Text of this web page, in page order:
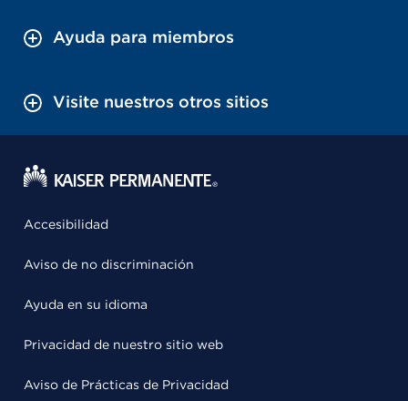
Ayuda para miembros
Visite nuestros otros sitios
Accesibilidad
Aviso de no discriminación
Ayuda en su idioma
Privacidad de nuestro sitio web
Aviso de Prácticas de Privacidad